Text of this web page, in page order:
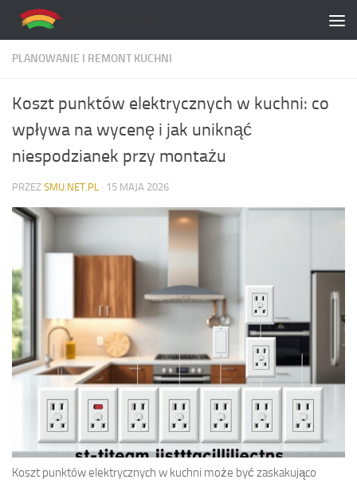
Skip to content
PLANOWANIE I REMONT KUCHNI
Koszt punktów elektrycznych w kuchni: co
wpływa na wycenę i jak uniknąć
niespodzianek przy montażu
PRZEZ SMU.NET.PL · 15 MAJA 2026
Koszt punktów elektrycznych w kuchni może być zaskakująco